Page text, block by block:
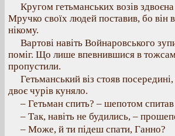
Кругом гетьманських возів здвоєна
Мручко своїх людей поставив, бо він
нікому.
Вартові навіть Войнаровського
поміг. Що лише впевнившися в
пропустили.
Гетьманський віз стояв
двоє чурів куняло.
– Гетьман спить? – шепотом
– Так, навіть не будились, –
– Може, й ти підеш спати, Ганно?